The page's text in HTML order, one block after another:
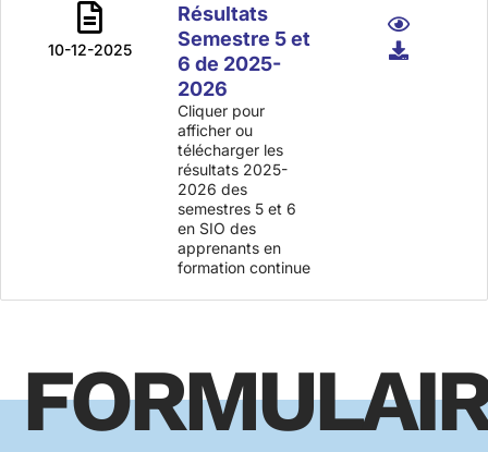
10-12-2025
Résultats
Semestre 5 et
6 de 2025-
2026
Cliquer pour
afficher ou
télécharger les
résultats 2025-
2026 des
semestres 5 et 6
en SIO des
apprenants en
formation continue